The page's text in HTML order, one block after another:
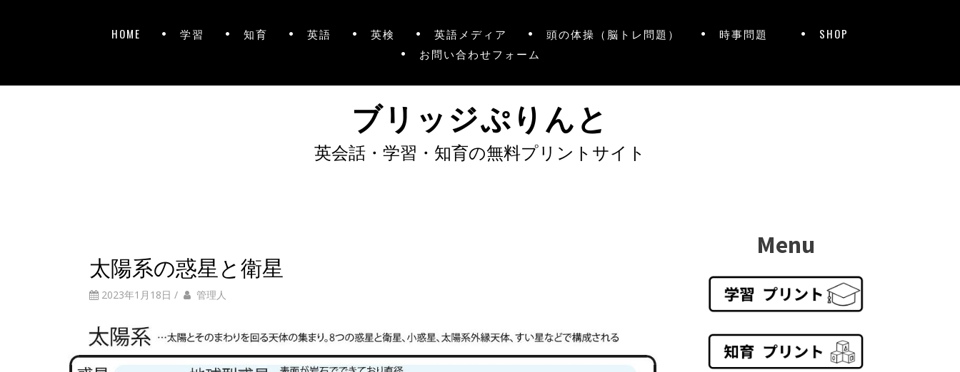
HOME 学習 知育 英語 英検 英語メディア 頭の体操（脳トレ問題） 時事問題
SHOP
お問い合わせフォーム
ブリッジぷりんと
英会話・学習・知育の無料プリントサイト
太陽系の惑星と衛星
2023年1月18日 / 管理人
Menu